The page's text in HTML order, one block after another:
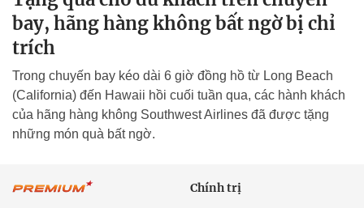
bay, hãng hàng không bất ngờ bị chỉ
trích
Trong chuyến bay kéo dài 6 giờ đồng hồ từ Long Beach
(California) đến Hawaii hồi cuối tuần qua, các hành khách
của hãng hàng không Southwest Airlines đã được tặng
những món quà bất ngờ.
Chính trị